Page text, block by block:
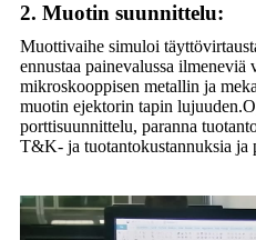
2. Muotin suunnittelu:
Muottivaihe simuloi
ennustaa painevalussa ilmeneviä
mikroskooppisen metallin ja
muotin ejektorin tapin
porttisuunnittelu, paranna
T&K- ja tuotantokustannuksia ja